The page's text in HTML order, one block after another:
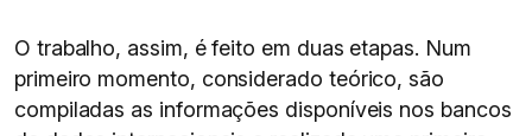
O trabalho, assim, é feito em duas etapas. Num
primeiro momento, considerado teórico, são
compiladas as informações disponíveis nos bancos